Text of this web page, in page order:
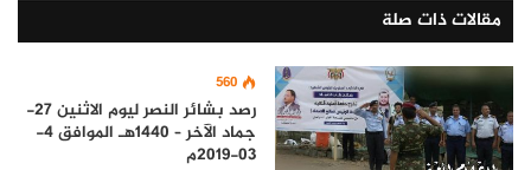
مقالات ذات صلة
560
رصد بشائر النصر ليوم الاثنين 27-
جماد الآخر – 1440هـ الموافق 4-
03-2019م